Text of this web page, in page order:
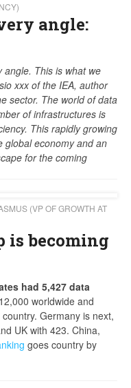
angle:
angle. This is what we
xxx of the IEA, author
sector. The world of data
of infrastructures is
This rapidly growing
global economy and an
for the coming
(VP OF GROWTH AT
is becoming
had 5,427 data
worldwide and
Germany is next,
UK with 423. China,
goes country by